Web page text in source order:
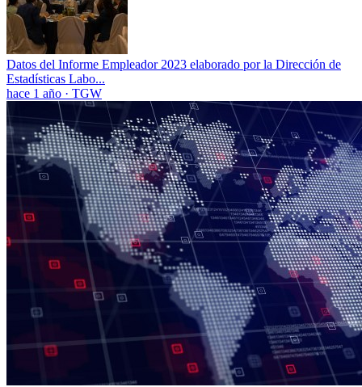
Datos del Informe Empleador 2023 elaborado por la Dirección de
Estadísticas Labo...
hace 1 año · TGW